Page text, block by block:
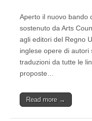
Aperto il nuovo bando
sostenuto da Arts
agli editori del Regno
inglese opere di autori
traduzioni da tutte le
proposte…
Read more →